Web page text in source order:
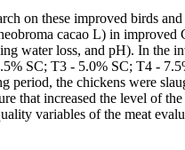
on these improved birds
cacao L) in
water loss, and pH). In
SC; T3 - 5.0% SC; T4 -
the chickens were
that increased the level of
variables of the meat